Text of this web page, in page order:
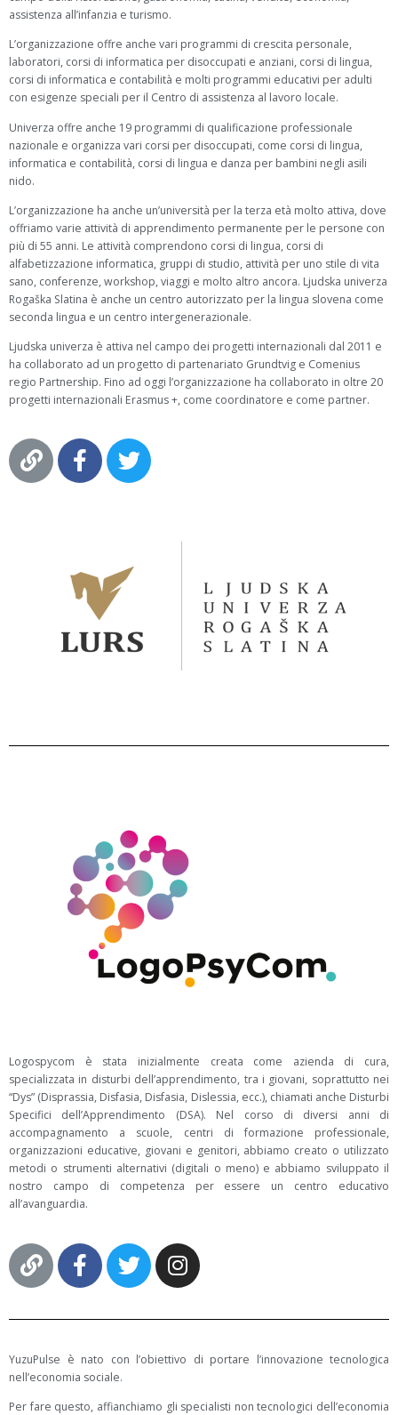
assistenza all’infanzia e turismo.
L’organizzazione offre anche vari programmi di crescita personale,
laboratori, corsi di informatica per disoccupati e anziani, corsi di lingua,
corsi di informatica e contabilità e molti programmi educativi per adulti
con esigenze speciali per il Centro di assistenza al lavoro locale.
Univerza offre anche 19 programmi di qualificazione professionale
nazionale e organizza vari corsi per disoccupati, come corsi di lingua,
informatica e contabilità, corsi di lingua e danza per bambini negli asili
nido.
L’organizzazione ha anche un’università per la terza età molto attiva, dove
offriamo varie attività di apprendimento permanente per le persone con
più di 55 anni. Le attività comprendono corsi di lingua, corsi di
alfabetizzazione informatica, gruppi di studio, attività per uno stile di vita
sano, conferenze, workshop, viaggi e molto altro ancora. Ljudska univerza
Rogaška Slatina è anche un centro autorizzato per la lingua slovena come
seconda lingua e un centro intergenerazionale.
Ljudska univerza è attiva nel campo dei progetti internazionali dal 2011 e
ha collaborato ad un progetto di partenariato Grundtvig e Comenius
regio Partnership. Fino ad oggi l’organizzazione ha collaborato in oltre 20
progetti internazionali Erasmus +, come coordinatore e come partner.
Logospycom è stata inizialmente creata come azienda di cura,
specializzata in disturbi dell’apprendimento, tra i giovani, soprattutto nei
“Dys” (Disprassia, Disfasia, Disfasia, Dislessia, ecc.), chiamati anche Disturbi
Specifici dell’Apprendimento (DSA). Nel corso di diversi anni di
accompagnamento a scuole, centri di formazione professionale,
organizzazioni educative, giovani e genitori, abbiamo creato o utilizzato
metodi o strumenti alternativi (digitali o meno) e abbiamo sviluppato il
nostro campo di competenza per essere un centro educativo
all’avanguardia.
YuzuPulse è nato con l’obiettivo di portare l’innovazione tecnologica
nell’economia sociale.
Per fare questo, affianchiamo gli specialisti non tecnologici dell’economia